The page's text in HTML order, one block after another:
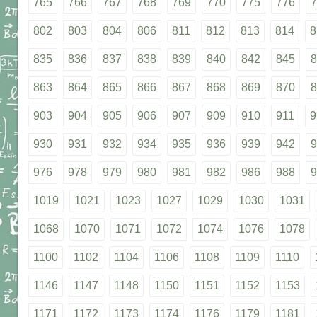
802 803 804 806 811 812 813 814
835 836 837 838 839 840 842 845
863 864 865 866 867 868 869 870
903 904 905 906 907 909 910 911
930 931 932 934 935 936 939 942
976 978 979 980 981 982 986 988
1019 1021 1023 1027 1029 1030 1031
1068 1070 1071 1072 1074 1076 1078
1100 1102 1104 1106 1108 1109 1110
1146 1147 1148 1150 1151 1152 1153
1171 1172 1173 1174 1176 1179 1181